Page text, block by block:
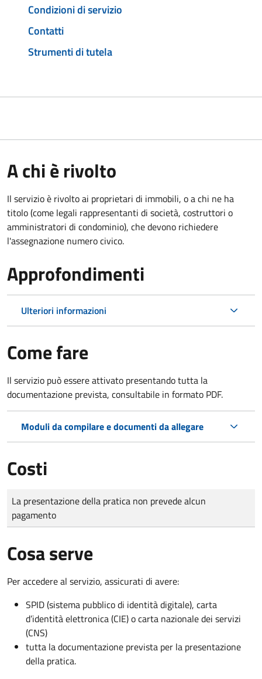
Condizioni di servizio
Contatti
Strumenti di tutela
A chi è rivolto
Il servizio è rivolto ai proprietari di immobili, o a chi ne ha
titolo (come legali rappresentanti di società, costruttori o
amministratori di condominio), che devono richiedere
l'assegnazione numero civico.
Approfondimenti
Ulteriori informazioni
Come fare
Il servizio può essere attivato presentando tutta la
documentazione prevista, consultabile in formato PDF.
Moduli da compilare e documenti da allegare
Costi
Tipo di pagamento
Importo
La presentazione della pratica non prevede alcun
pagamento
Cosa serve
Per accedere al servizio, assicurati di avere:
SPID (sistema pubblico di identità digitale), carta
d’identità elettronica (CIE) o carta nazionale dei servizi
(CNS)
tutta la documentazione prevista per la presentazione
della pratica.